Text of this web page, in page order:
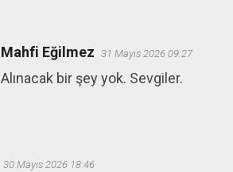
Mahfi Eğilmez 31 Mayıs 2026 09:27
Alınacak bir şey yok. Sevgiler.
30 Mayıs 2026 18:46